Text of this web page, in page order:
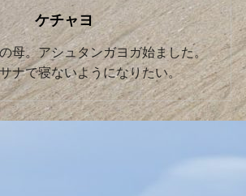
ケチャヨ
母。アシュタンガヨガ始ました。
ナで寝ないようになりたい。